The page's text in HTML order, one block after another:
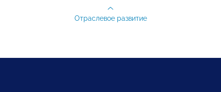
Отраслевое развитие